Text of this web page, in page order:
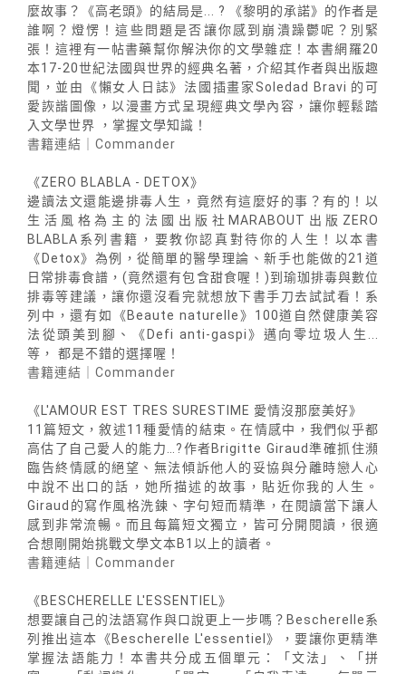
麼故事？《高老頭》的結局是... ? 《黎明的承諾》的作者是
誰啊？燈愣！這些問題是否讓你感到崩潰躁鬱呢？別緊
張！這裡有一帖書藥幫你解決你的文學雜症！本書網羅20
本17-20世紀法國與世界的經典名著，介紹其作者與出版趣
聞，並由《懶女人日誌》法國插畫家Soledad Bravi 的可
愛詼諧圖像，以漫畫方式呈現經典文學內容，讓你輕鬆踏
入文學世界 ，掌握文學知識！
書籍連結｜Commander
《ZERO BLABLA - DETOX》
邊讀法文還能邊排毒人生，竟然有這麼好的事？有的！以
生活風格為主的法國出版社MARABOUT出版ZERO
BLABLA系列書籍，要教你認真對待你的人生！以本書
《Detox》為例，從簡單的醫學理論、新手也能做的21道
日常排毒食譜，(竟然還有包含甜食喔！)到瑜珈排毒與數位
排毒等建議，讓你還沒看完就想放下書手刀去試試看！系
列中，還有如《Beaute naturelle》100道自然健康美容
法從頭美到腳、《Defi anti-gaspi》邁向零垃圾人生...
等， 都是不錯的選擇喔！
書籍連結｜Commander
《L'AMOUR EST TRES SURESTIME 愛情沒那麼美好》
11篇短文，敘述11種愛情的結束。在情感中，我們似乎都
高估了自己愛人的能力…?作者Brigitte Giraud準確抓住瀕
臨告終情感的絕望、無法傾訴他人的妥協與分離時戀人心
中說不出口的話，她所描述的故事，貼近你我的人生。
Giraud的寫作風格洗鍊、字句短而精準，在閱讀當下讓人
感到非常流暢。而且每篇短文獨立，皆可分開閱讀，很適
合想剛開始挑戰文學文本B1以上的讀者。
書籍連結｜Commander
《BESCHERELLE L'ESSENTIEL》
想要讓自己的法語寫作與口說更上一步嗎？Bescherelle系
列推出這本《Bescherelle L'essentiel》，要讓你更精準
掌握法語能力！本書共分成五個單元：「文法」、「拼